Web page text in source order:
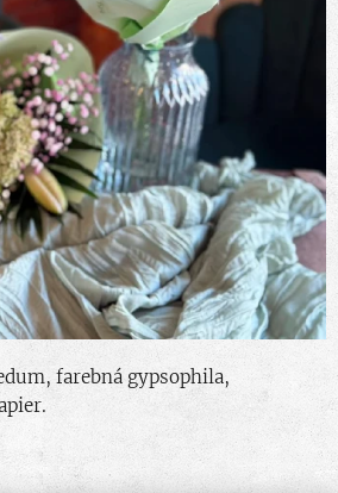
farebná gypsophila,